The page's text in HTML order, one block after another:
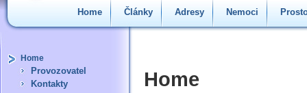
Home Články Adresy Nemoci
Home
Provozovatel
Kontakty
Home